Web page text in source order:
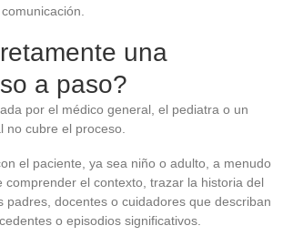
una
a paso?
por el médico general, el pediatra o un
cubre el proceso.
el paciente, ya sea niño o adulto, a menudo
el contexto, trazar la historia del
docentes o cuidadores que describan
o episodios significativos.